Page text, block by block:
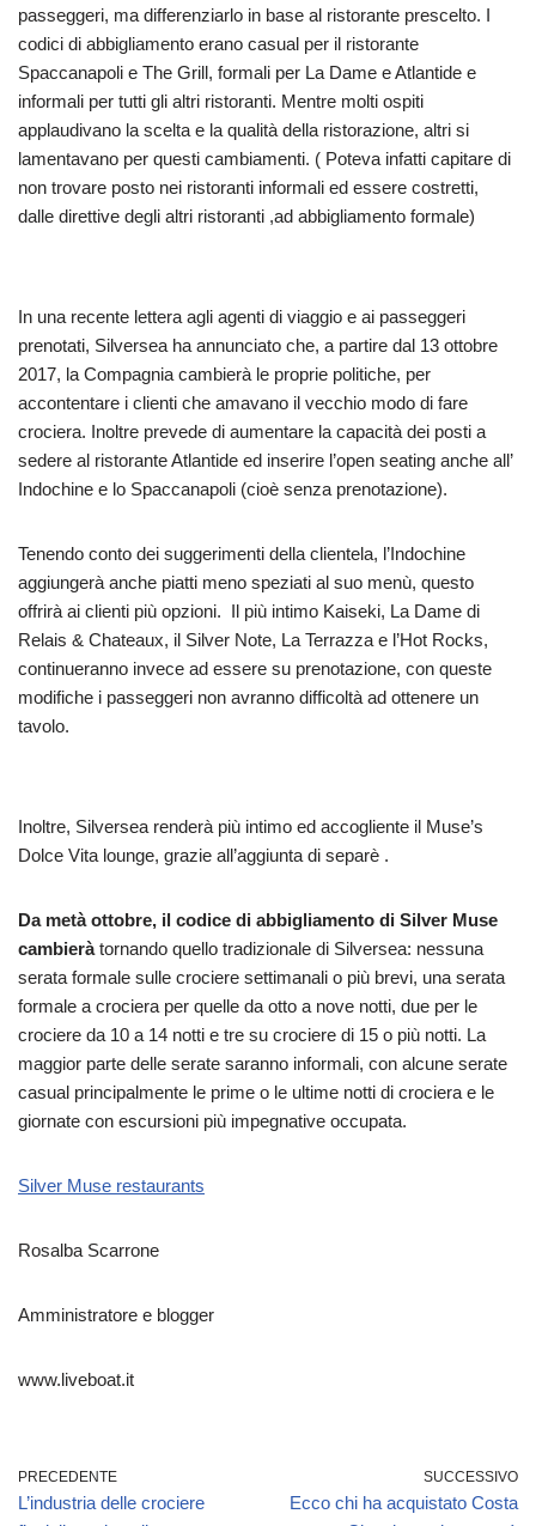
passeggeri, ma differenziarlo in base al ristorante prescelto. I
codici di abbigliamento erano casual per il ristorante
Spaccanapoli e The Grill, formali per La Dame e Atlantide e
informali per tutti gli altri ristoranti. Mentre molti ospiti
applaudivano la scelta e la qualità della ristorazione, altri si
lamentavano per questi cambiamenti. ( Poteva infatti capitare di
non trovare posto nei ristoranti informali ed essere costretti,
dalle direttive degli altri ristoranti ,ad abbigliamento formale)
In una recente lettera agli agenti di viaggio e ai passeggeri
prenotati, Silversea ha annunciato che, a partire dal 13 ottobre
2017, la Compagnia cambierà le proprie politiche, per
accontentare i clienti che amavano il vecchio modo di fare
crociera. Inoltre prevede di aumentare la capacità dei posti a
sedere al ristorante Atlantide ed inserire l’open seating anche all’
Indochine e lo Spaccanapoli (cioè senza prenotazione).
Tenendo conto dei suggerimenti della clientela, l’Indochine
aggiungerà anche piatti meno speziati al suo menù, questo
offrirà ai clienti più opzioni. Il più intimo Kaiseki, La Dame di
Relais & Chateaux, il Silver Note, La Terrazza e l’Hot Rocks,
continueranno invece ad essere su prenotazione, con queste
modifiche i passeggeri non avranno difficoltà ad ottenere un
tavolo.
Inoltre, Silversea renderà più intimo ed accogliente il Muse’s
Dolce Vita lounge, grazie all’aggiunta di separè .
Da metà ottobre, il codice di abbigliamento di Silver Muse
cambieràtornando quello tradizionale di Silversea: nessuna
serata formale sulle crociere settimanali o più brevi, una serata
formale a crociera per quelle da otto a nove notti, due per le
crociere da 10 a 14 notti e tre su crociere di 15 o più notti. La
maggior parte delle serate saranno informali, con alcune serate
casual principalmente le prime o le ultime notti di crociera e le
giornate con escursioni più impegnative occupata.
Silver Muse restaurants
Rosalba Scarrone
Amministratore e blogger
www.liveboat.it
PRECEDENTE
L’industria delle crociere
SUCCESSIVO
Ecco chi ha acquistato Costa